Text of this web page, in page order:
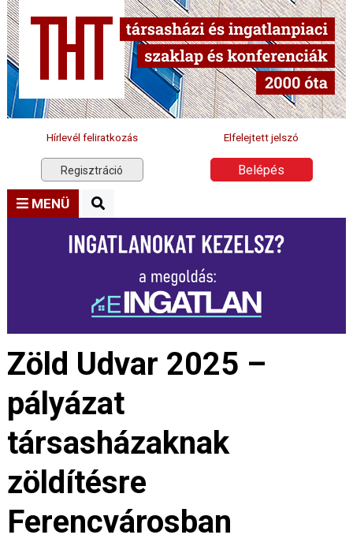
Hírlevél feliratkozás Elfelejtett jelszó
Regisztráció Belépés
MENÜ
Zöld Udvar 2025 –
pályázat
társasházaknak
zöldítésre
Ferencvárosban